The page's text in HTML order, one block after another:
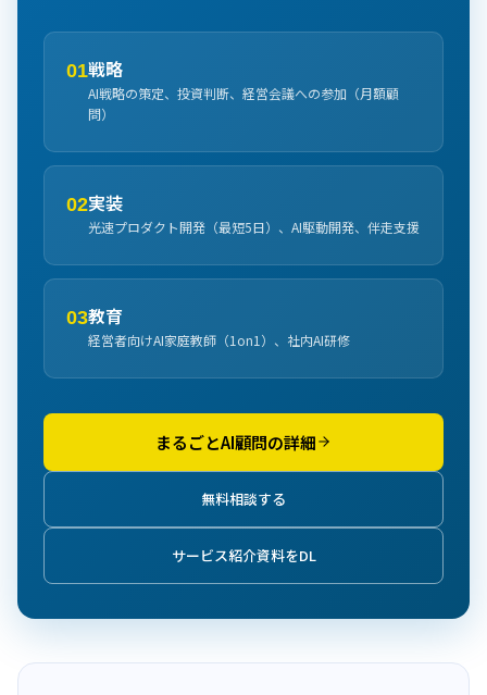
01戦略
AI戦略の策定、投資判断、経営会議への参加（月額顧
問）
02実装
光速プロダクト開発（最短5日）、AI駆動開発、伴走支援
03教育
経営者向けAI家庭教師（1on1）、社内AI研修
まるごとAI顧問の詳細
無料相談する
サービス紹介資料をDL